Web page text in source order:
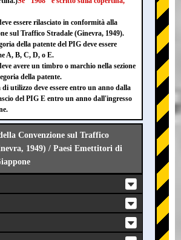
essere rilasciato in conformità alla
sul Traffico Stradale (Ginevra, 1949).
della patente del PIG deve essere
A, B, C, D, o E.
avere un timbro o marchio nella sezione
della patente.
utilizzo deve essere entro un anno dalla
del PIG E entro un anno dall'ingresso
Convenzione sul Traffico
1949) / Paesi Emettitori di